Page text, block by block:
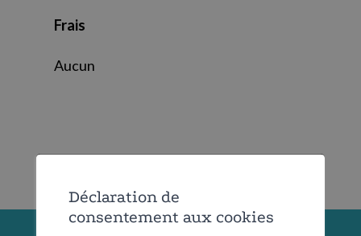
Frais
Aucun
Déclaration de
consentement aux cookies